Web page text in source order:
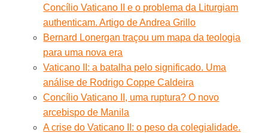
Concílio Vaticano II e o problema da Liturgiam
authenticam. Artigo de Andrea Grillo
Bernard Lonergan traçou um mapa da teologia
para uma nova era
Vaticano II: a batalha pelo significado. Uma
análise de Rodrigo Coppe Caldeira
Concílio Vaticano II, uma ruptura? O novo
arcebispo de Manila
A crise do Vaticano II: o peso da colegialidade.